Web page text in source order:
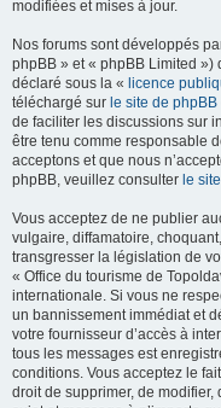
modifiées et mises à jour.
Nos forums sont développés
phpBB » et « phpBB Limited
déclaré sous la « licence
téléchargé sur le site de phpBB
de faciliter les discussions sur
être tenu comme responsable
acceptons et que nous
phpBB, veuillez consulter le
Vous acceptez de ne publier
vulgaire, diffamatoire,
transgresser la législation de
« Office du tourisme de
internationale. Si vous ne
un bannissement immédiat et
votre fournisseur d’accès à
tous les messages est
conditions. Vous acceptez le
droit de supprimer, de modifier,